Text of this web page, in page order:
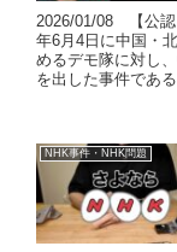
2026/01/08 【公認
年6月4日に中国・
めるデモ隊に対し
を出した事件であ
NHK事件・NHK問題